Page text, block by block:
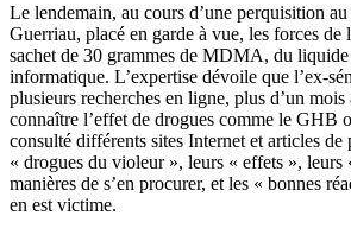
Le lendemain, au cours d’une perquisition
Guerriau, placé en garde à vue, les forces de
sachet de 30 grammes de MDMA, du liquide
informatique. L’expertise dévoile que l’ex-
plusieurs recherches en ligne, plus d’un
connaître l’effet de drogues comme le GHB
consulté différents sites Internet et articles de
« drogues du violeur », leurs « effets », leurs
manières de s’en procurer, et les « bonnes
en est victime.